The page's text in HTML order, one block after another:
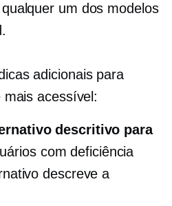
um dos modelos
adicionais para
acessível:
descritivo para
com deficiência
descreve a